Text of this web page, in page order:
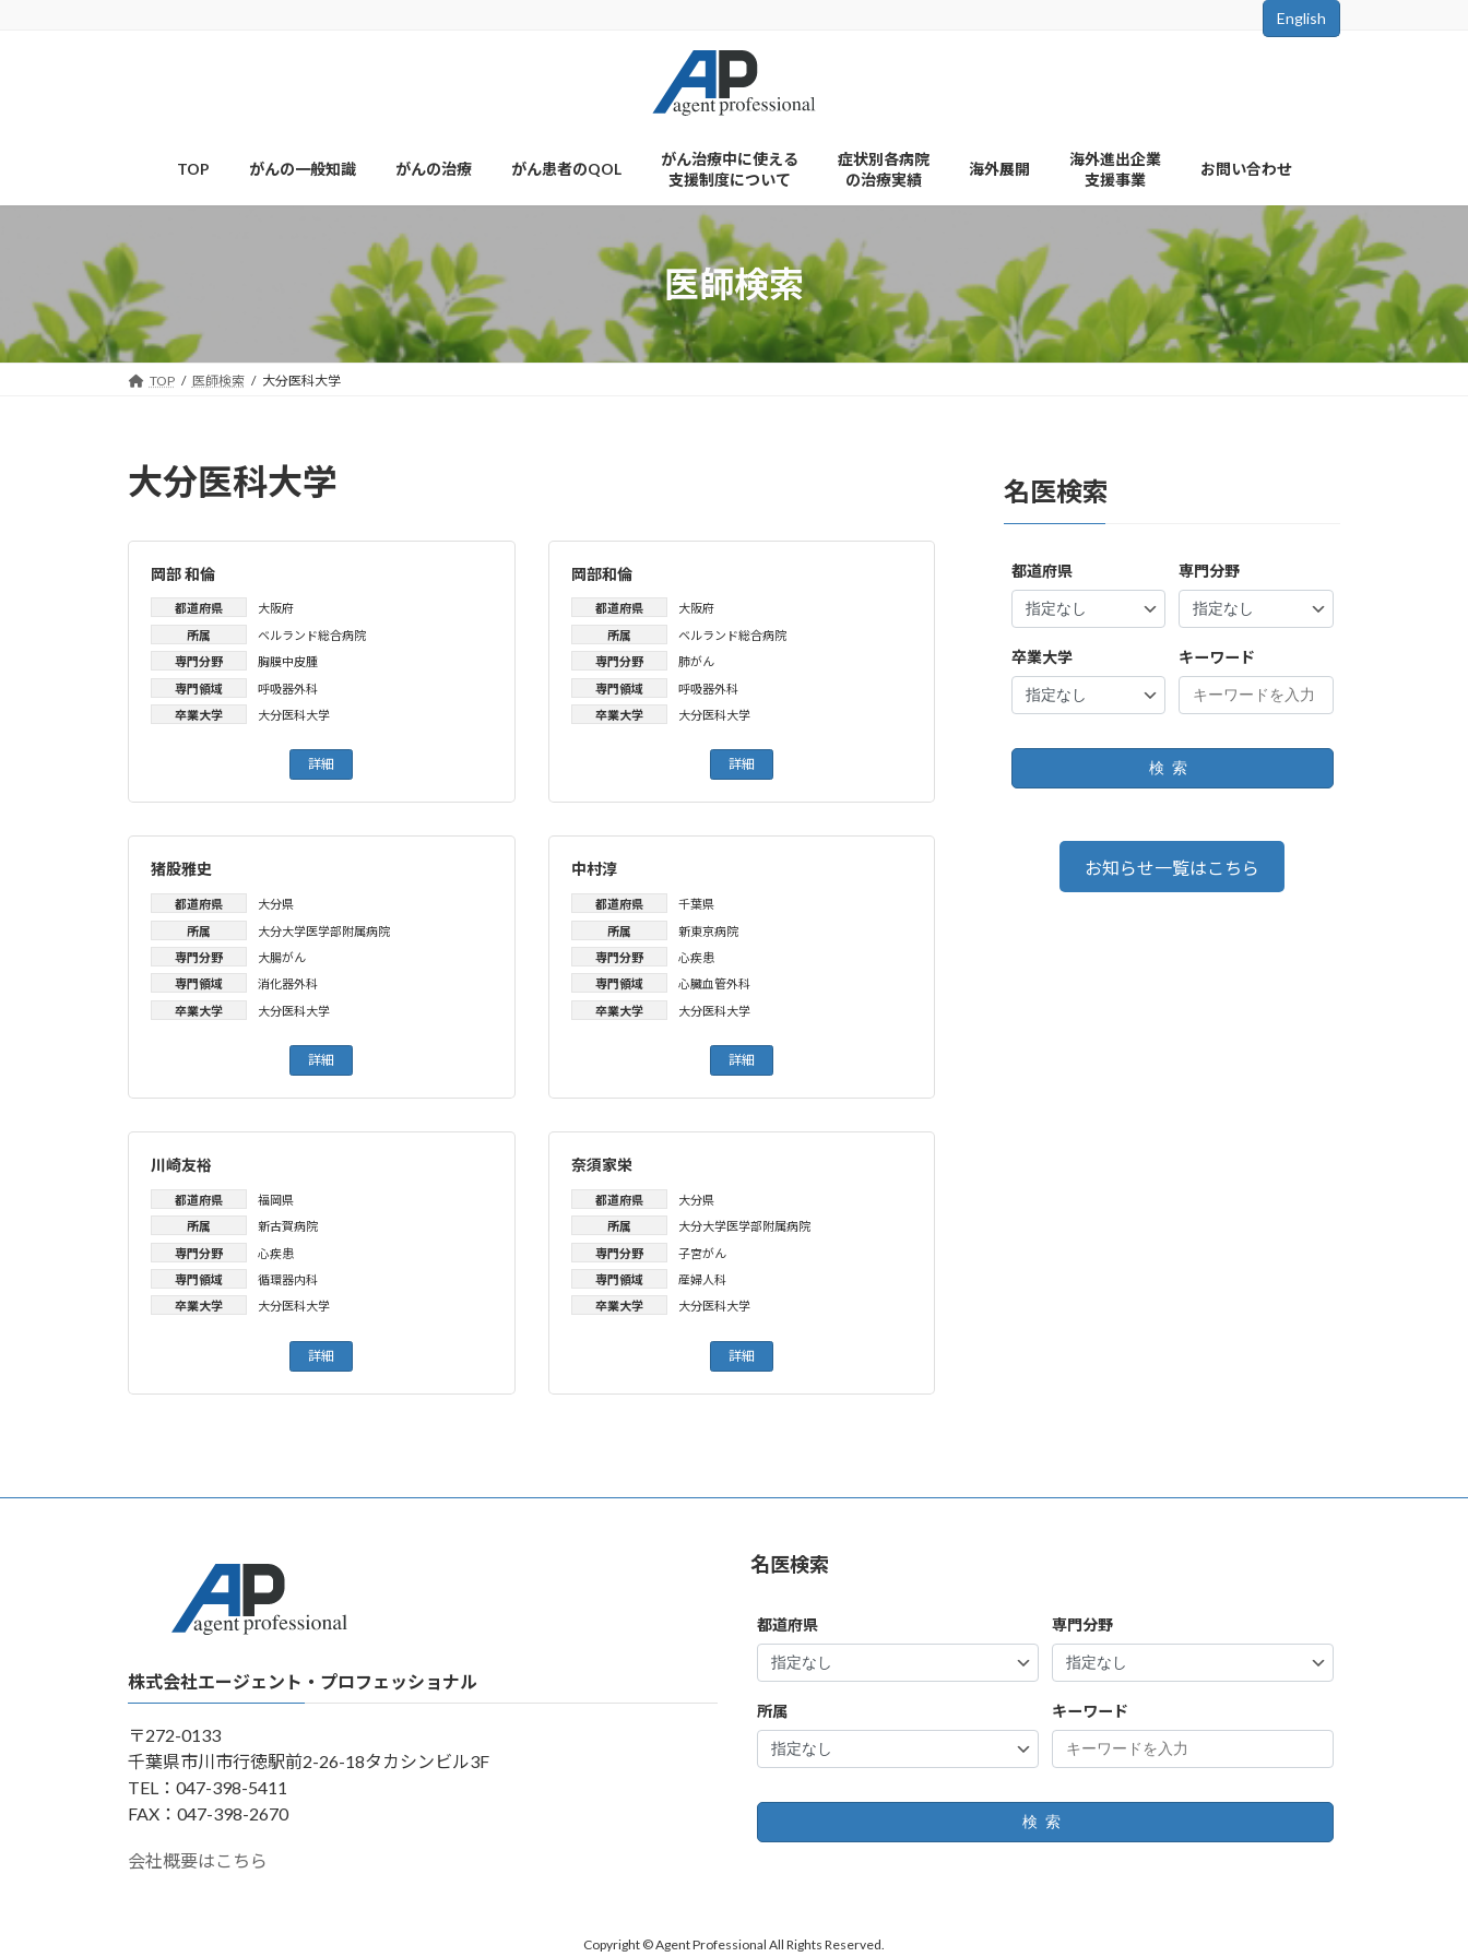
English
TOP がんの一般知識 がんの治療 がん患者のQOL
がん治療中に使える
支援制度について
症状別各病院
の治療実績
海外展開
海外進出企業
支援事業
お問い合わせ
医師検索
TOP 医師検索 大分医科大学
大分医科大学
岡部 和倫
都道府県
大阪府
所属
ベルランド総合病院
専門分野
胸膜中皮腫
専門領域
呼吸器外科
卒業大学
大分医科大学
詳細
岡部和倫
都道府県
大阪府
所属
ベルランド総合病院
専門分野
肺がん
専門領域
呼吸器外科
卒業大学
大分医科大学
詳細
猪股雅史
都道府県
大分県
所属
大分大学医学部附属病院
専門分野
大腸がん
専門領域
消化器外科
卒業大学
大分医科大学
詳細
中村淳
都道府県
千葉県
所属
新東京病院
専門分野
心疾患
専門領域
心臓血管外科
卒業大学
大分医科大学
詳細
川崎友裕
都道府県
福岡県
所属
新古賀病院
専門分野
心疾患
専門領域
循環器内科
卒業大学
大分医科大学
詳細
奈須家栄
都道府県
大分県
所属
大分大学医学部附属病院
専門分野
子宮がん
専門領域
産婦人科
卒業大学
大分医科大学
詳細
名医検索
都道府県 専門分野
卒業大学 キーワード
検索
お知らせ一覧はこちら
株式会社エージェント・プロフェッショナル
〒272-0133
千葉県市川市行徳駅前2-26-18タカシンビル3F
TEL：047-398-5411
FAX：047-398-2670
会社概要はこちら
名医検索
都道府県 専門分野
所属 キーワード
検索
Copyright © Agent Professional All Rights Reserved.